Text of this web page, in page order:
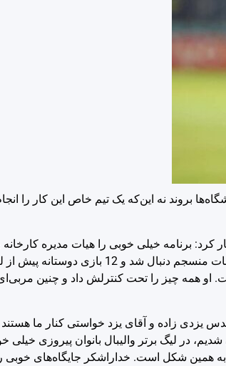
بروند نه این‌که یک تیم خاص این کار را انجام
کرد: برنامه خیلی خوبی را هیات مدیره
باشگاه از مرداد ماه شروع کرد و اولین تیمی بودیم که تمرینات‌مان را شروع
همه چیز را تحت کنترلش داد و چنین
یزدی زاده و آقای یزد خواستی کنار ما
در لیگ برتر والیبال بانوان پیروزی خیلی
به همین شکل است. خداراشکر جایگاه‌های خوبی